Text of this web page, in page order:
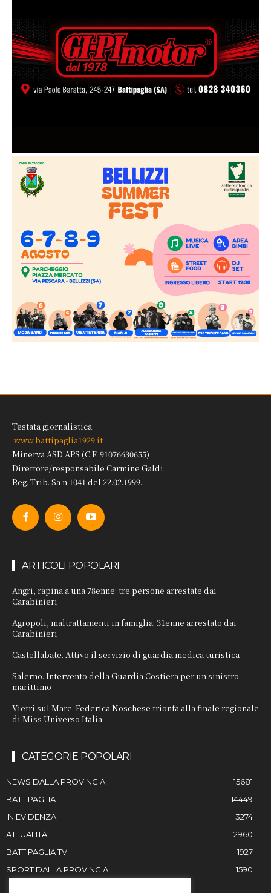
Testata giornalistica
www.battipaglia1929.it
Minerva ASD APS (C.F. 91076630655)
Direttore/responsabile Carmine Galdi
Reg. Trib. Sa n.1041 del 22.02.1999.
ARTICOLI POPOLARI
Angri, rapina a una 78enne: tre persone arrestate dai
Carabinieri
Agropoli, maltrattamenti in famiglia: 31enne arrestato dai
Carabinieri
Castellabate. Attivo il servizio di guardia medica turistica
Salerno. Intervento della Guardia Costiera per un sinistro
marittimo
Vietri sul Mare. Federica Noschese trionfa alla finale regionale
di Miss Universo Italia
CATEGORIE POPOLARI
NEWS DALLA PROVINCIA
15681
BATTIPAGLIA
14449
IN EVIDENZA
3274
ATTUALITÀ
2960
BATTIPAGLIA TV
1927
SPORT DALLA PROVINCIA
1590